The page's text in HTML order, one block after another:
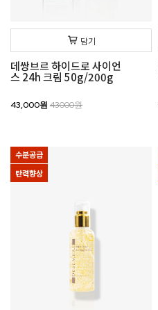
담기
데쌍브르 하이드로 사이언
스 24h 크림 50g/200g
43,000원 43000원
수분공급
탄력향상